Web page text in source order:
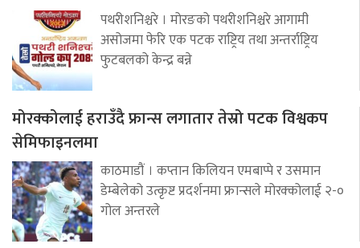
पथरीशनिश्चरे । मोरङको पथरीशनिश्चरे आगामी
असोजमा फेरि एक पटक राष्ट्रिय तथा अन्तर्राष्ट्रिय
फुटबलको केन्द्र बन्ने
मोरक्कोलाई हराउँदै फ्रान्स लगातार तेस्रो पटक विश्वकप
सेमिफाइनलमा
काठमाडौं । कप्तान किलियन एमबाप्पे र उसमान
डेम्बेलेको उत्कृष्ट प्रदर्शनमा फ्रान्सले मोरक्कोलाई २-०
गोल अन्तरले